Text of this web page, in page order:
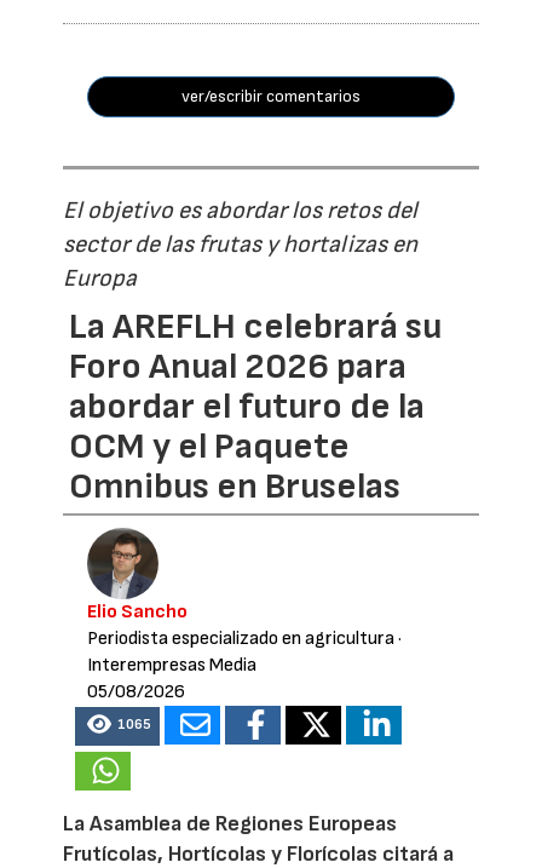
ver/escribir comentarios
El objetivo es abordar los retos del
sector de las frutas y hortalizas en
Europa
La AREFLH celebrará su
Foro Anual 2026 para
abordar el futuro de la
OCM y el Paquete
Omnibus en Bruselas
Elio Sancho
Periodista especializado en agricultura·
Interempresas Media
05/08/2026
1065
La Asamblea de Regiones Europeas
Frutícolas, Hortícolas y Florícolas citará a